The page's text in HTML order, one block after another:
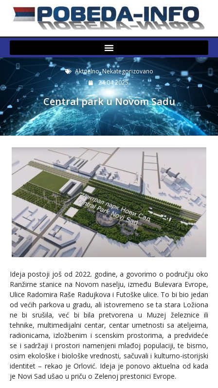
Aktuelno,Nekategorizovano
24.04.2025.
Central park u Novom Sadu
Ideja postoji još od 2022. godine, a govorimo o području oko
Ranžirne stanice na Novom naselju, između Bulevara Evrope,
Ulice Radomira Raše Radujkova i Futoške ulice. To bi bio jedan
od većih parkova u gradu, ali istovremeno se ta stara Ložiona
ne bi srušila, već bi bila pretvorena u Muzej železnice ili
tehnike, multimedijalni centar, centar umetnosti sa ateljeima,
radionicama, izložbenim i scenskim prostorima, a predvideće
se i sadržaji i prostori namenjeni mlađoj populaciji, te bismo,
osim ekološke i biološke vrednosti, sačuvali i kulturno-istorijski
identitet – rekao je Orlović. Ideja je ponovo aktuelna od kada
je Novi Sad ušao u priču o Zelenoj prestonici Evrope.